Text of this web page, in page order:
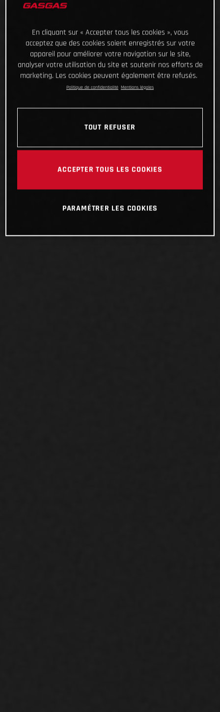
En cliquant sur « Accepter tous les cookies », vous
acceptez que des cookies soient enregistrés sur votre
appareil pour améliorer votre navigation sur le site,
analyser votre utilisation du site et soutenir nos efforts de
marketing. Les cookies peuvent également être refusés.
Politique de confidentialité Mentions légales
TOUT REFUSER
ACCEPTER TOUS LES COOKIES
PARAMÉTRER LES COOKIES